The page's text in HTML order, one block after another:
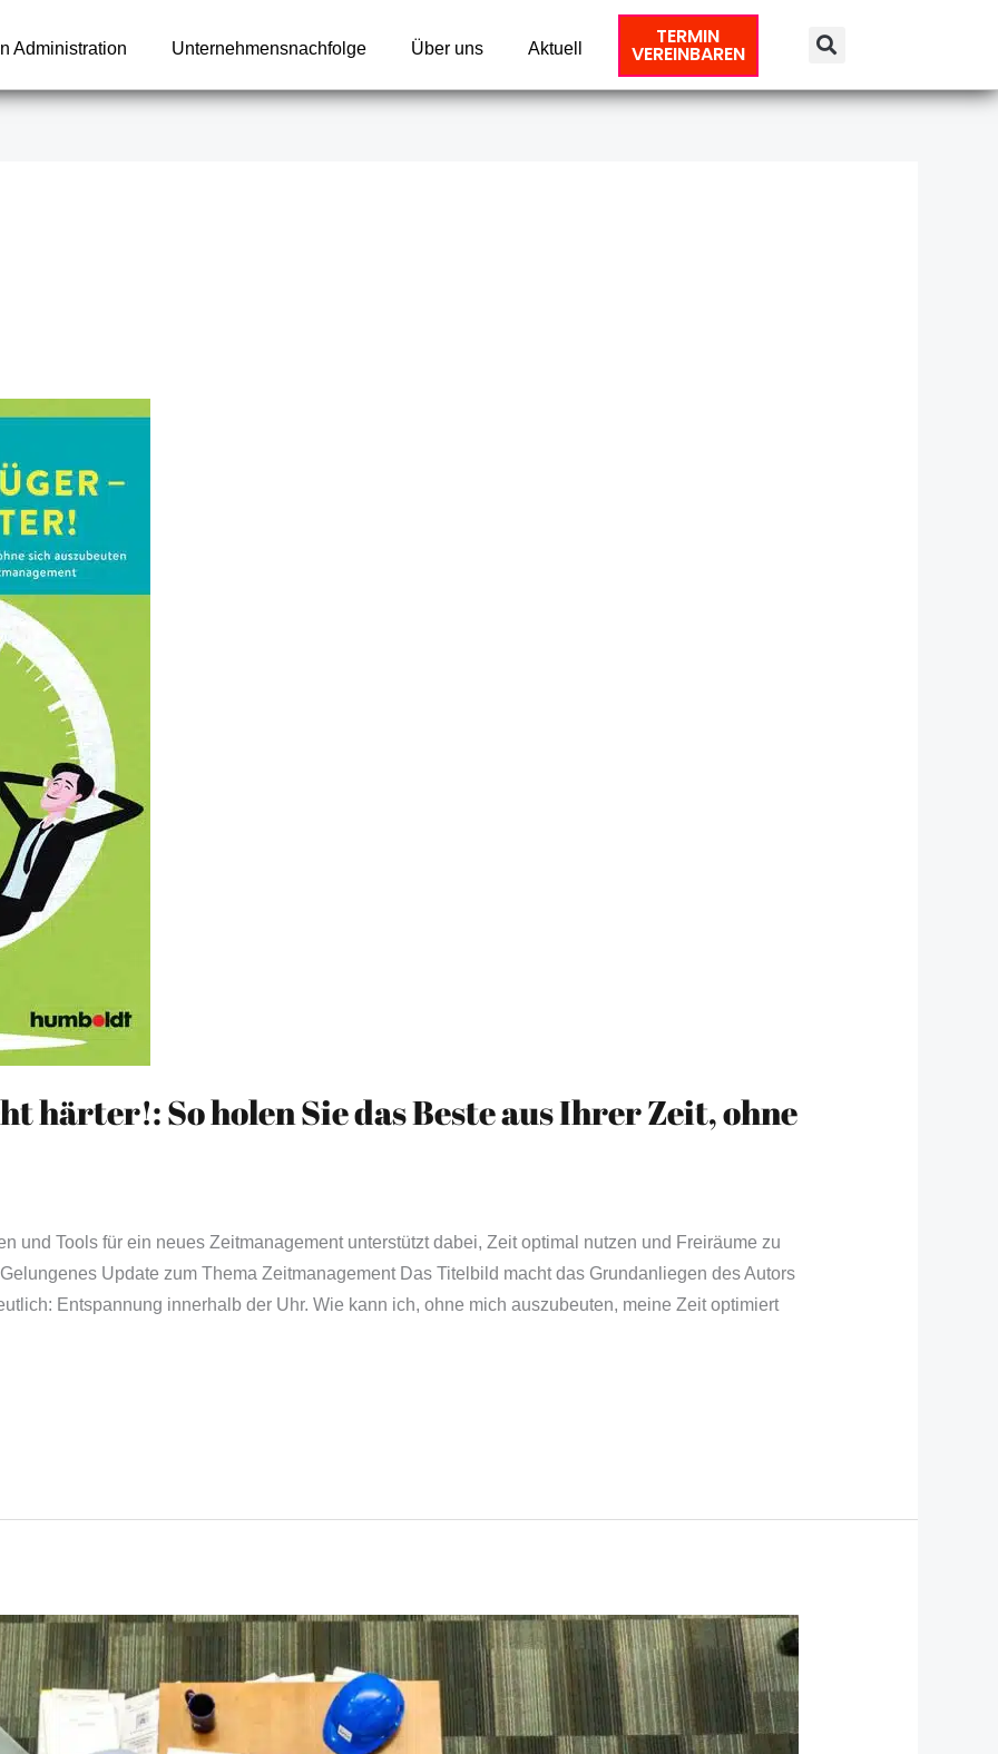
Administration Unternehmensnachfolge Über uns Aktuell TERMIN
VEREINBAREN
härter!: So holen Sie das Beste aus Ihrer Zeit, ohne
und Tools für ein neues Zeitmanagement unterstützt dabei, Zeit optimal nutzen und Freiräume zu
Update zum Thema Zeitmanagement Das Titelbild macht das Grundanliegen des Autors
Entspannung innerhalb der Uhr. Wie kann ich, ohne mich auszubeuten, meine Zeit optimiert